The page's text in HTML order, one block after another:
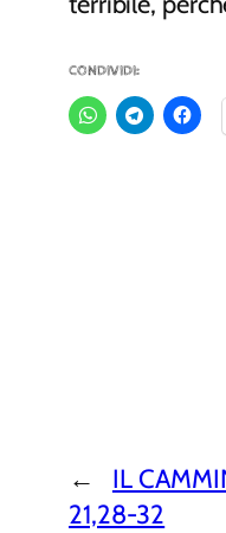
CONDIVIDI:
←
IL
21,28-32